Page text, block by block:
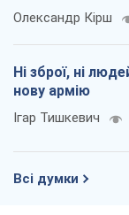
Олександр Кірш
Ні зброї, ні
нову армію
Ігар Тишкевич
Всі думки